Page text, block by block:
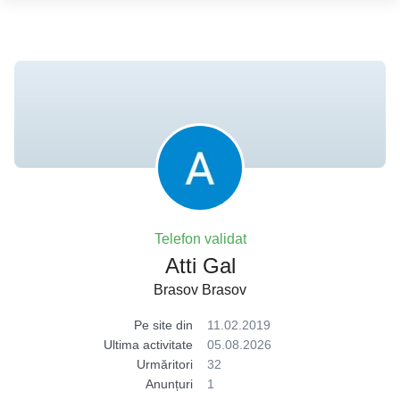
Telefon validat
Atti Gal
Brasov Brasov
Pe site din
11.02.2019
Ultima activitate
05.08.2026
Urmăritori
32
Anunțuri
1